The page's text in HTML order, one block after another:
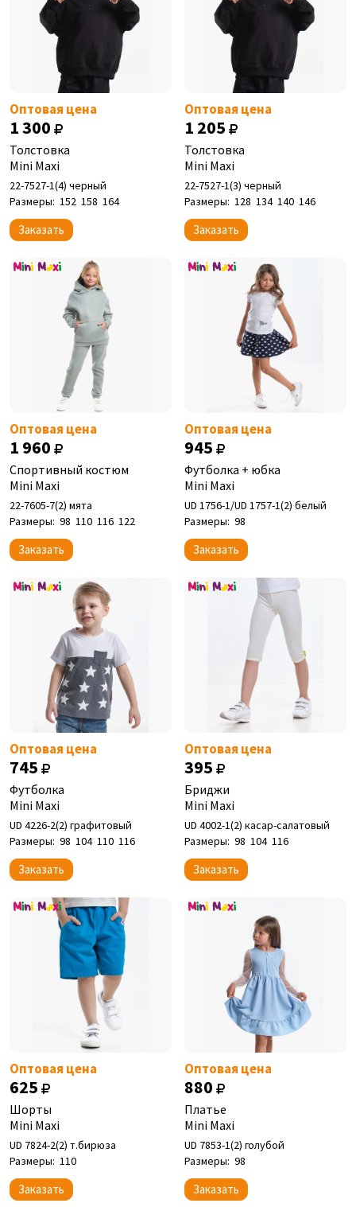
Оптовая цена
1 300
Толстовка
Mini Maxi
22-7527-1(4) черный
Размеры: 152 158 164
Заказать
Оптовая цена
1 205
Толстовка
Mini Maxi
22-7527-1(3) черный
Размеры: 128 134 140 146
Заказать
Оптовая цена
1 960
Спортивный костюм
Mini Maxi
22-7605-7(2) мята
Размеры: 98 110 116 122
Заказать
Оптовая цена
945
Футболка + юбка
Mini Maxi
UD 1756-1/UD 1757-1(2) белый
Размеры: 98
Заказать
Оптовая цена
745
Футболка
Mini Maxi
UD 4226-2(2) графитовый
Размеры: 98 104 110 116
Заказать
Оптовая цена
395
Бриджи
Mini Maxi
UD 4002-1(2) касар-салатовый
Размеры: 98 104 116
Заказать
Оптовая цена
625
Шорты
Mini Maxi
UD 7824-2(2) т.бирюза
Размеры: 110
Заказать
Оптовая цена
880
Платье
Mini Maxi
UD 7853-1(2) голубой
Размеры: 98
Заказать